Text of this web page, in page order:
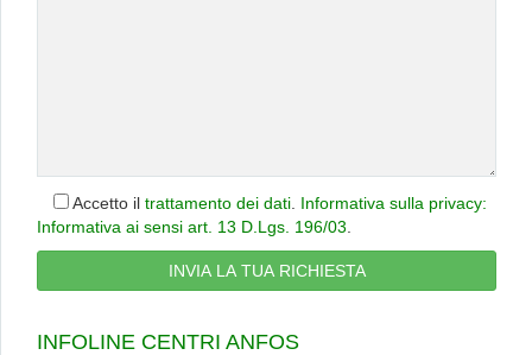
Accetto il trattamento dei dati Informativa sulla privacy:
Informativa ai sensi art. 13 D.Lgs. 196/03
INFOLINE CENTRI ANFOS